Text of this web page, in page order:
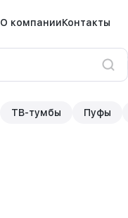
О компанииКонтакты
ТВ-тумбы Пуфы